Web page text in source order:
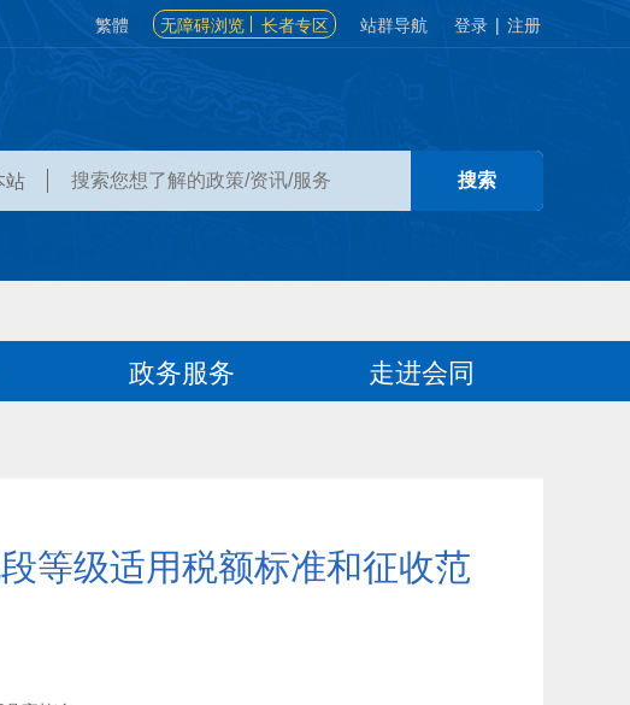
繁體 无障碍浏览 长者专区 站群导航 登录 | 注册
站
政务服务 走进会同
等级适用税额标准和征收范